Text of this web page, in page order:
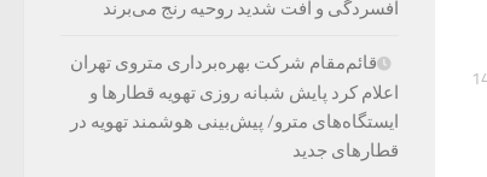
افسردگی و افت شدید روحیه رنج می‌برند
قائم‌مقام شرکت بهره‌برداری متروی تهران
اعلام کرد پایش شبانه روزی تهویه قطارها و
ایستگاه‌های مترو/ پیش‌بینی هوشمند تهویه در
قطارهای جدید